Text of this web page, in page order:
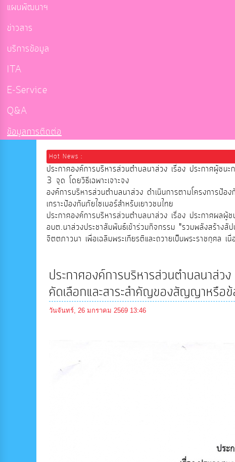
แผนพัฒนาฯ
ข่าวสาร
บริการข้อมูล
ITA
E-Service
Q&A
ข้อมูลการติดต่อ
Hot News :
ประกาศองค์การบริหารส่วนตำบลนาส่วง เรื่อง ประกาศผู้ชน
3 จุด โดยวิธีเฉพาะเจาะจง
องค์การบริหารส่วนตำบลนาส่วง ดำเนินการตามโครงการ
เกราะป้องกันภัยไซเบอร์สำหรับเยาวชนไทย
ประกาศองค์การบริหารส่วนตำบลนาส่วง เรื่อง ประกาศผล
อบต.นาส่วงประชาสัมพันธ์เข้าร่วมกิจกรรม "รวมพลังสร้า
จิตตภาวนา เพื่อเฉลิมพระเกียรติและถวายเป็นพระราชกุศล เนื่
ประกาศองค์การบริหารส่วนตำบลนาส่ว
คัดเลือกและสาระสำคัญของสัญญาหรือ
วันจันทร์, 26 มกราคม 2569 13:46